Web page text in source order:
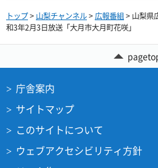
トップ> 山梨チャンネル>広報番組> 山梨県
和3年2月3日放送「大月市大月町花咲」
庁舎案内
サイトマップ
このサイトについて
ウェブアクセシビリティ方針